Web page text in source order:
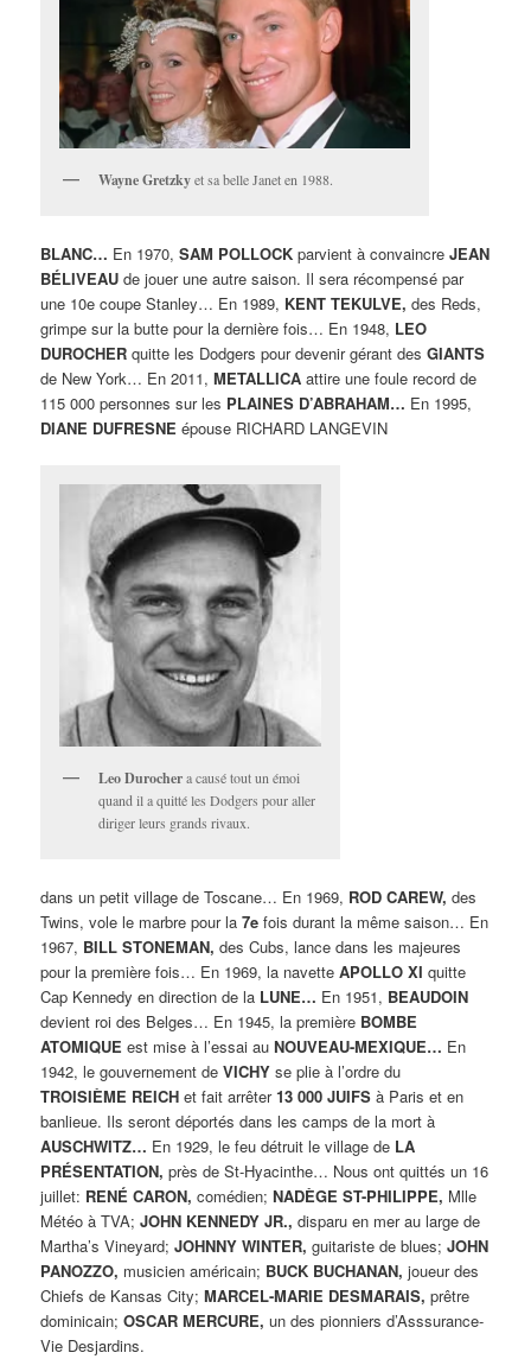
Wayne Gretzkyet sa belle Janet en 1988.
BLANC… En 1970,SAM POLLOCK parvient à convaincreJEAN
BÉLIVEAU de jouer une autre saison. Il sera récompensé par
une 10e coupe Stanley… En 1989, KENT TEKULVE, des Reds,
grimpe sur la butte pour la dernière fois… En 1948, LEO
DUROCHER quitte les Dodgers pour devenir gérant desGIANTS
de New York… En 2011,METALLICA attire une foule record de
115 000 personnes sur les PLAINES D’ABRAHAM… En 1995,
DIANE DUFRESNE épouse RICHARD LANGEVIN
Leo Durochera causé tout un émoi
quand il a quitté les Dodgers pour aller
diriger leurs grands rivaux.
dans un petit village de Toscane… En 1969, ROD CAREW, des
Twins, vole le marbre pour la7e fois durant la même saison… En
1967, BILL STONEMAN, des Cubs, lance dans les majeures
pour la première fois… En 1969, la navetteAPOLLO XI quitte
Cap Kennedy en direction de la LUNE… En 1951, BEAUDOIN
devient roi des Belges… En 1945, la première BOMBE
ATOMIQUE est mise à l’essai auNOUVEAU-MEXIQUE… En
1942, le gouvernement deVICHY se plie à l’ordre du
TROISIÈME REICH et fait arrêter13 000 JUIFS à Paris et en
banlieue. Ils seront déportés dans les camps de la mort à
AUSCHWITZ… En 1929, le feu détruit le village de LA
PRÉSENTATION, près de St-Hyacinthe… Nous ont quittés un 16
juillet: RENÉ CARON, comédien;NADÈGE ST-PHILIPPE, Mlle
Météo à TVA;JOHN KENNEDY JR., disparu en mer au large de
Martha’s Vineyard;JOHNNY WINTER, guitariste de blues;JOHN
PANOZZO, musicien américain; BUCK BUCHANAN, joueur des
Chiefs de Kansas City;MARCEL-MARIE DESMARAIS, prêtre
dominicain;OSCAR MERCURE, un des pionniers d’Asssurance-
Vie Desjardins.